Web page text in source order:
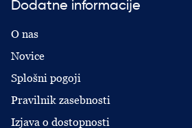
Dodatne informacije
O nas
Novice
Splošni pogoji
Pravilnik zasebnosti
Izjava o dostopnosti